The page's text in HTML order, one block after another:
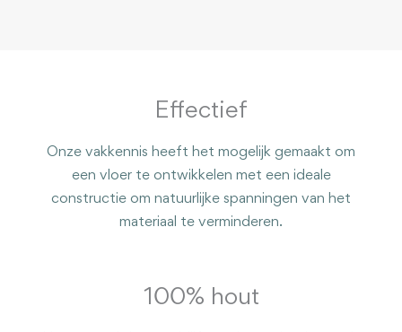
Effectief
Onze vakkennis heeft het mogelijk gemaakt om
een ​​vloer te ontwikkelen met een ideale
constructie om natuurlijke spanningen van het
materiaal te verminderen.
100% hout